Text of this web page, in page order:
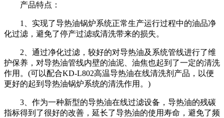
产品特点：
1、实现了导热油锅炉系统正常生产运行过程中的油品净
化过滤，避免了停产过滤或清洗带来的损失。
2、通过净化过滤，较好的对导热油及系统管线进行了维
护保养，对导热油管线内壁的油泥、油焦也起到了一定的清洗
作用。(可以配合KD-L802高温导热油在线清洗剂产品，以便
更好的起到导热油锅炉系统的清洗作用。)
3、作为一种新型的导热油在线过滤设备，导热油的残碳
指标得到了很好的改善，延长了导热油的使用寿命，避免了频